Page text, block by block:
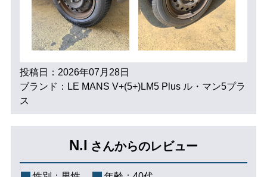
投稿日：2026年07月28日
ブランド：LE MANS V+(5+)LM5 Plus ル・マン5プラ
ス
N.I さんからのレビュー